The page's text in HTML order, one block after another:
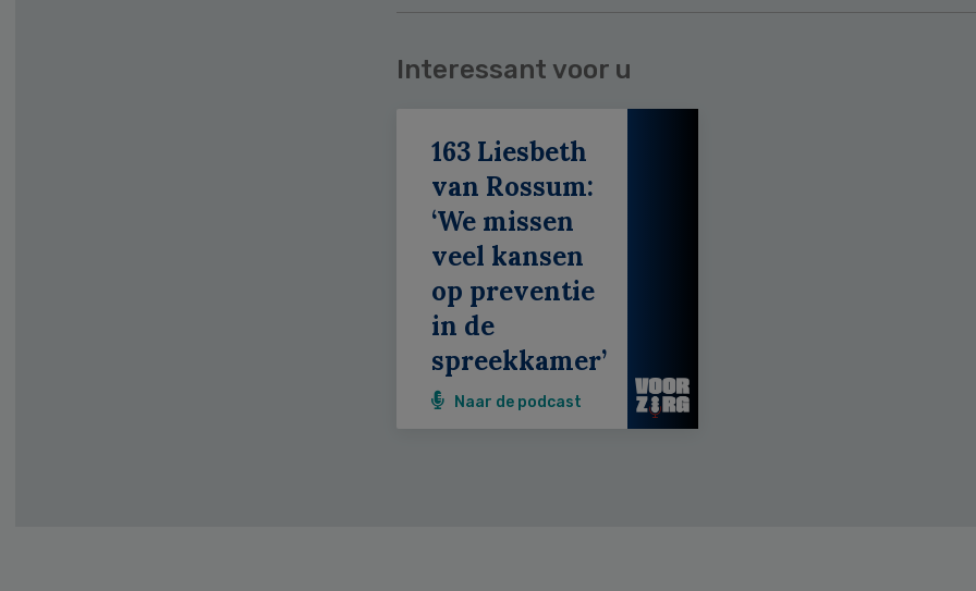
Interessant voor u
163 Liesbeth
van Rossum:
‘We missen
veel kansen
op preventie
in de
spreekkamer’
Naar de podcast